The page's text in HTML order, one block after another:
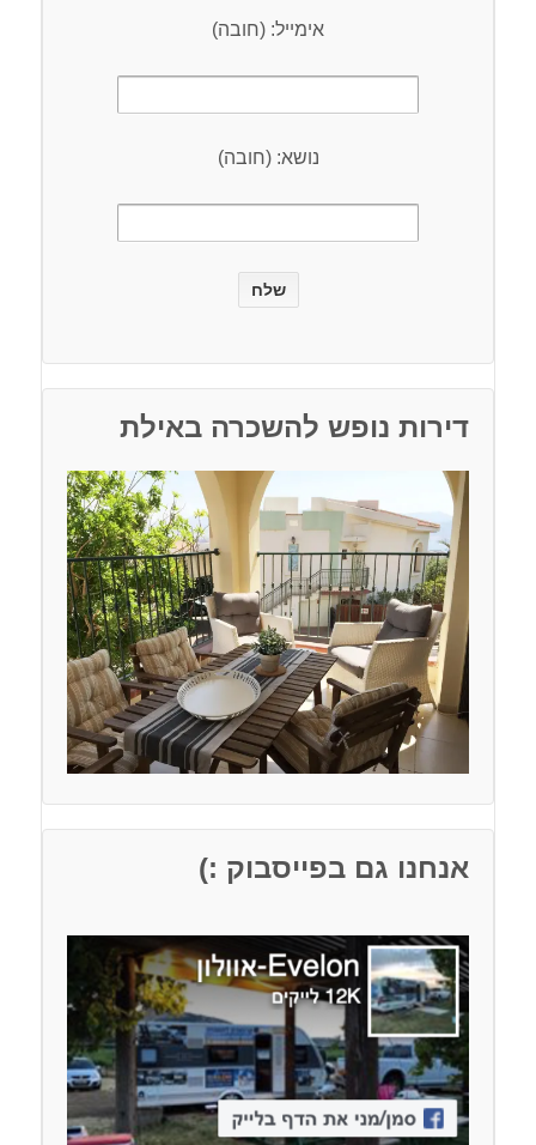
אימייל: (חובה)
נושא: (חובה)
דירות נופש להשכרה באילת
אנחנו גם בפייסבוק :)